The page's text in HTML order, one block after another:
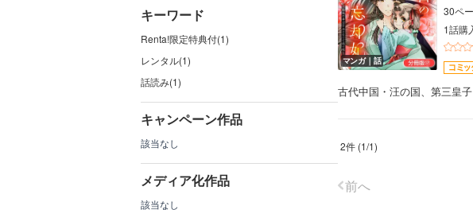
キーワード
Renta!限定特典付(1)
レンタル(1)
話読み(1)
キャンペーン作品
該当なし
メディア化作品
該当なし
マンガ｜話
30ペ
1話購
古代中国・汪の国、第三皇
2件 (1/1)
前へ